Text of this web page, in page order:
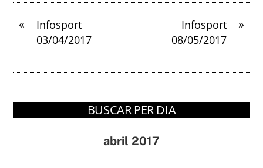
«
Infosport
03/04/2017
»
Infosport
08/05/2017
BUSCAR PER DIA
abril 2017